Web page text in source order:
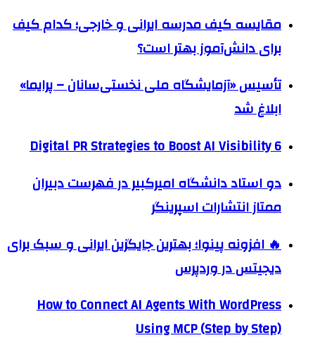
مقایسه کیف مدرسه ایرانی و خارجی؛ کدام کیف
برای دانش‌آموز بهتر است؟
تأسیس «آزمایشگاه ملی نخستی‌سانان – پرایما»
ابلاغ شد
6 Digital PR Strategies to Boost AI Visibility
دو استاد دانشگاه امیرکبیر در فهرست دبیران
ممتاز انتشارات اسپرینگر
🔥 افزونه پینوا؛ بهترین جایگزین ایرانی و سبک برای
دیجیتس در وردپرس
How to Connect AI Agents With WordPress
Using MCP (Step by Step)